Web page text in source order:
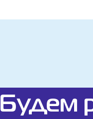
Будем